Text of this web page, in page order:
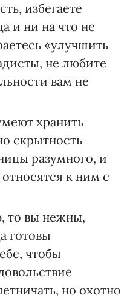
избегаете
и ни на что не
«улучшить
не любите
вам не
хранить
скрытность
разумного, и
к ним с
то вы нежны,
готовы
чтобы
но охотно